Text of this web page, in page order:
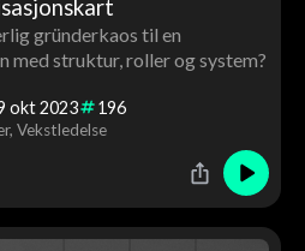
gründerkaos til en
med struktur, roller og system?
okt2023 196
Vekstledelse